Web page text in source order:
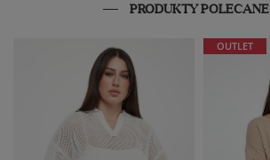
PRODUKTY POLECANE
OUTLET